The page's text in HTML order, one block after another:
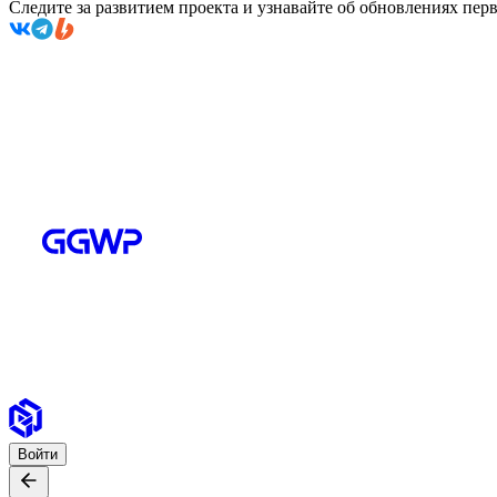
Следите за развитием проекта и узнавайте об обновлениях
Войти